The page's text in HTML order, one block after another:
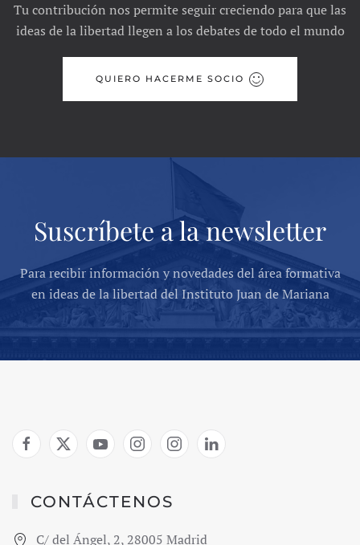
Tu contribución nos permite seguir creciendo para que las
ideas de la libertad llegen a los debates de todo el mundo
QUIERO HACERME SOCIO
Suscríbete a la newsletter
Para recibir información y novedades del área formativa
en ideas de la libertad del Instituto Juan de Mariana
CONTÁCTENOS
C/ del Ángel, 2, 28005 Madrid